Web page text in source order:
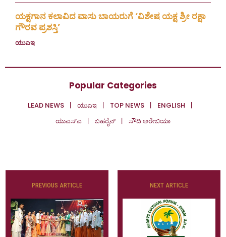
ಯಕ್ಷಗಾನ ಕಲಾವಿದ ವಾಸು ಬಾಯರುಗೆ ‘ವಿಶೇಷ ಯಕ್ಷ ಶ್ರೀ ರಕ್ಷಾ
ಗೌರವ ಪ್ರಶಸ್ತಿ’
ಯುಎಇ
Popular Categories
LEAD NEWS ಯುಎಇ TOP NEWS
ENGLISH
ಯುಎಸ್‌ಎ
ಬಹರೈನ್ ಸೌದಿ ಅರೇಬಿಯಾ
PREVIOUS ARTICLE NEXT ARTICLE